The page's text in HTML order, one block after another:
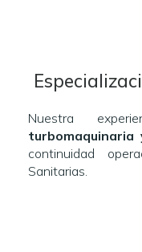
Nuestra
continuidad
Sanitarias.